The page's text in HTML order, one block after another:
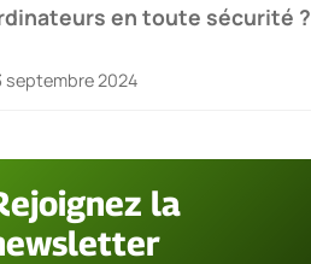
en toute sécurité ?
septembre 2024
la